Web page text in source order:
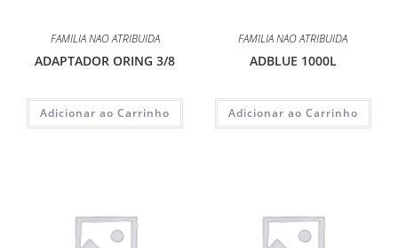
FAMILIA NAO ATRIBUIDA
ADAPTADOR ORING 3/8
Adicionar ao Carrinho
FAMILIA NAO ATRIBUIDA
ADBLUE 1000L
Adicionar ao Carrinho